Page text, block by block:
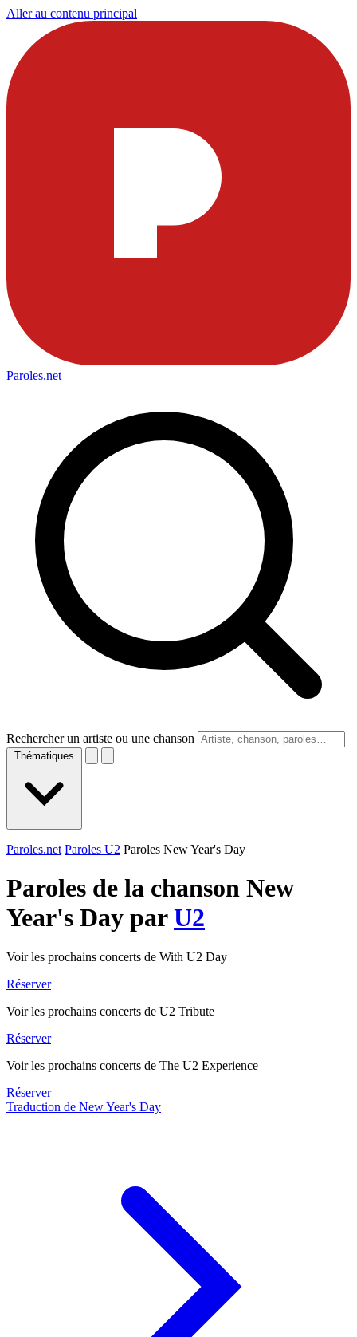
Aller au contenu principal
Paroles.net
Rechercher un artiste ou une chanson
Thématiques
Paroles.net Paroles U2 Paroles New Year's Day
Paroles de la chanson New
Year's Day parU2
Voir les prochains concerts de With U2 Day
Réserver
Voir les prochains concerts de U2 Tribute
Réserver
Voir les prochains concerts de The U2 Experience
Réserver
Traduction de New Year's Day